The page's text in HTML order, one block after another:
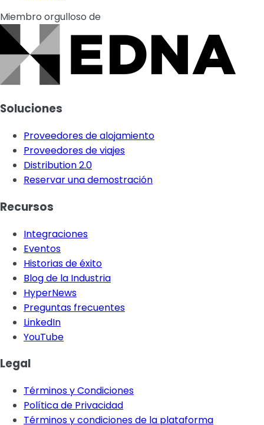
Miembro orgulloso de
Soluciones
Proveedores de alojamiento
Proveedores de viajes
Distribution 2.0
Reservar una demostración
Recursos
Integraciones
Eventos
Historias de éxito
Blog de la Industria
HyperNews
Preguntas frecuentes
LinkedIn
YouTube
Legal
Términos y Condiciones
Política de Privacidad
Términos y condiciones de la plataforma